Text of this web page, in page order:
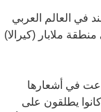
في العالم العربي
ملابار (كيرالا)
في أشعارها
يطلقون على